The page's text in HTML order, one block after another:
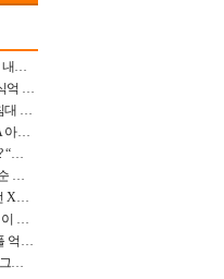
배우 최일순, 이혼 후 20년 산속 생활 “딸 내가 버렸다고 원망‥맘 아파”(특종)[어제TV]
‘혼외자→유부남’ 정우성 근황 포착, 수식억 해킹 피해 후배 만났다 “존경하는”
집 공개 유재석, 결혼사진 라면 냄비 받침대 되고 분노‥가족사진도 피해(놀뭐)[어제TV]
백윤식 손녀+정시아 딸 첫 유화 공개, LA 아트쇼→서울국제조각페스타 작가다운 수준급 실력
유혜리, 배우 이근희과 1년 반만 이혼 왜? “식칼 꽂고 의자 던져” 충격 폭로(특종)[어제TV]
임지연, 그림 같은 발리 배경? 뼈말라 청순 비키니 핏에 상대 안 되네
김성수, ♥박소윤 집 이불 폐기 처분 “어떤 X이랑 썼을지 몰라” 질투(신랑수업2)[어제TV]
44kg 송가인 “비가 오나 눈이 오나” 매일 이 운동, 허벅지 근육량 상승+체지방 감소
“연예인 걱정 NO” 김승현, 가난팔이 악플 억울할만‥아내+딸과 日 여행
재혼 강성연 ♥2살 연하 의사남편 누구? ‘그알’ 자문의에 훈남 비주얼 초엘리트 스펙 [종합]